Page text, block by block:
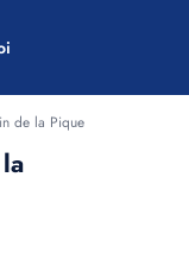
de la Pique